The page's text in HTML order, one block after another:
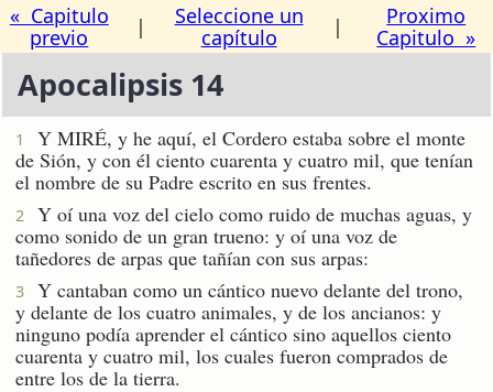
« Capitulo
previo
|
Seleccione un
capítulo
|
Proximo
Capitulo »
Apocalipsis 14
1
Y MIRÉ, y he aquí, el Cordero estaba sobre el monte
de Sión, y con él ciento cuarenta y cuatro mil, que tenían
el nombre de su Padre escrito en sus frentes.
2
Y oí una voz del cielo como ruido de muchas aguas, y
como sonido de un gran trueno: y oí una voz de
tañedores de arpas que tañían con sus arpas:
3
Y cantaban como un cántico nuevo delante del trono,
y delante de los cuatro animales, y de los ancianos: y
ninguno podía aprender el cántico sino aquellos ciento
cuarenta y cuatro mil, los cuales fueron comprados de
entre los de la tierra.